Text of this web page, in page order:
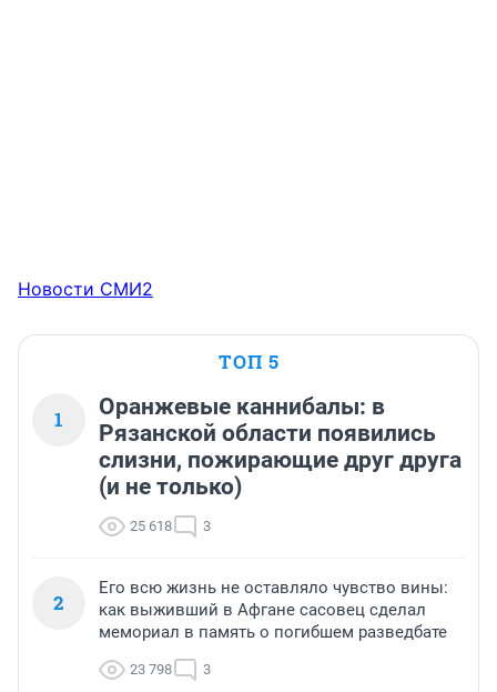
Новости СМИ2
ТОП 5
1
Оранжевые каннибалы: в
Рязанской области появились
слизни, пожирающие друг друга
(и не только)
25 618 3
2
Его всю жизнь не оставляло чувство вины:
как выживший в Афгане сасовец сделал
мемориал в память о погибшем разведбате
23 798 3